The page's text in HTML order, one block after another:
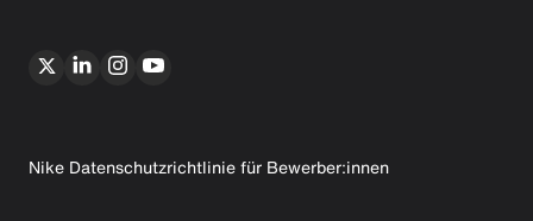
Nike Datenschutzrichtlinie für Bewerber:innen